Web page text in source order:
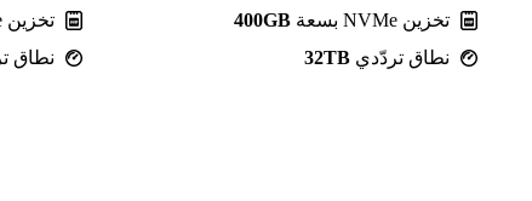
تخزين NVMe بسعة
نطاق
تخزين NVMe بسعة
400GB
نطاق تردّدي 32TB